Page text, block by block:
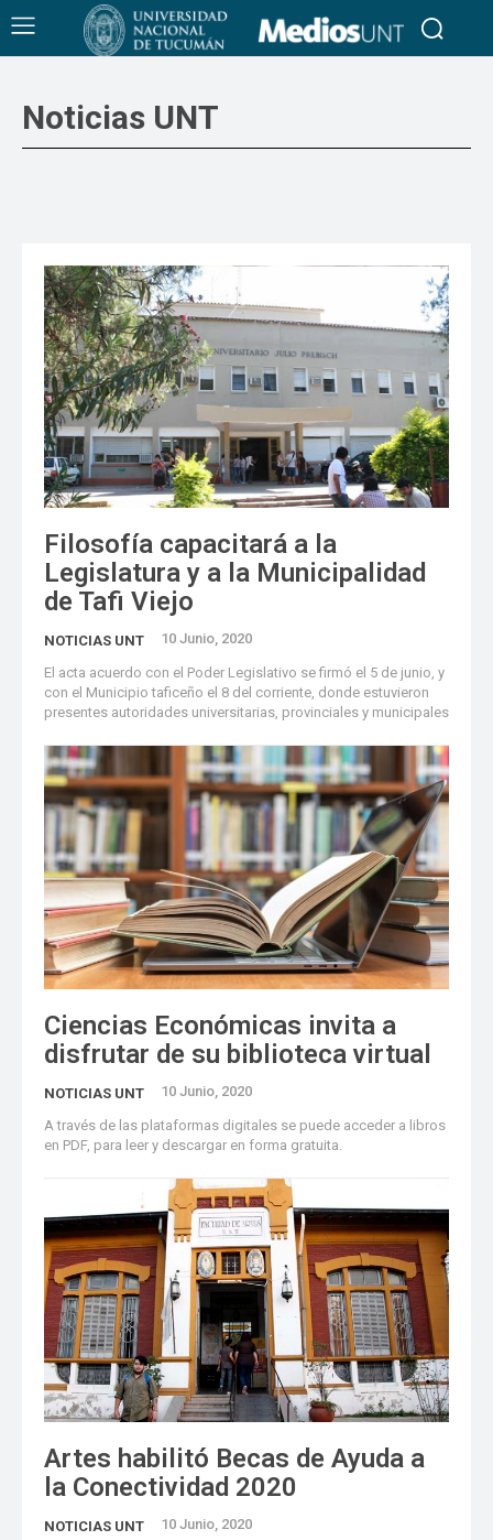
Noticias UNT
Filosofía capacitará a la
Legislatura y a la Municipalidad
de Tafi Viejo
NOTICIAS UNT 10 Junio, 2020
El acta acuerdo con el Poder Legislativo se firmó el 5 de junio, y
con el Municipio taficeño el 8 del corriente, donde estuvieron
presentes autoridades universitarias, provinciales y municipales
Ciencias Económicas invita a
disfrutar de su biblioteca virtual
NOTICIAS UNT 10 Junio, 2020
A través de las plataformas digitales se puede acceder a libros
en PDF, para leer y descargar en forma gratuita.
Artes habilitó Becas de Ayuda a
la Conectividad 2020
NOTICIAS UNT 10 Junio, 2020